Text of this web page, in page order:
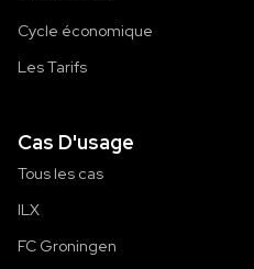
Cycle économique
Les Tarifs
Cas D'usage
Tous les cas
ILX
FC Groningen